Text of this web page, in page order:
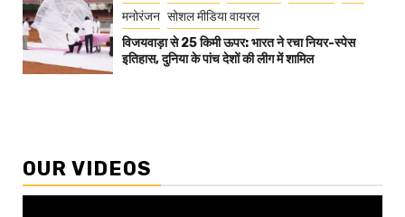
मनोरंजन सोशल मीडिया वायरल
विजयवाड़ा से 25 किमी ऊपर: भारत ने रचा नियर-स्पेस
इतिहास, दुनिया के पांच देशों की लीग में शामिल
OUR VIDEOS